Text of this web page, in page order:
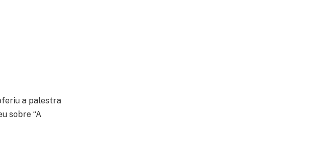
a palestra
sobre “A